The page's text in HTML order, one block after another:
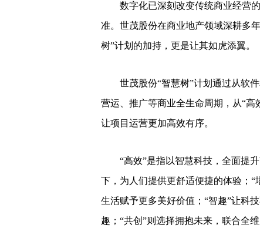
数字化已深刻改变传统商业经营的
准。世茂股份在商业地产领域深耕多
树”计划的加持，更是让其如虎添翼。
世茂股份“智慧树”计划通过从软件
营运、推广等商业全生命周期，从“高
让项目运营更加高效有序。
“高效”是指以智慧科技，全面提升
下，为人们提供更舒适便捷的体验；
生活赋予更多美好价值；“智趣”让科
趣；“共创”则选择拥抱未来，联合全